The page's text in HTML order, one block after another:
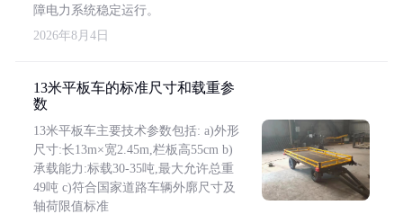
障电力系统稳定运行。
2026年8月4日
13米平板车的标准尺寸和载重参
数
13米平板车主要技术参数包括: a)外形
尺寸:长13m×宽2.45m,栏板高55cm b)
承载能力:标载30-35吨,最大允许总重
49吨 c)符合国家道路车辆外廓尺寸及
轴荷限值标准